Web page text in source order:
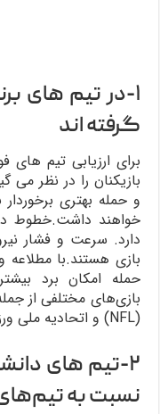
۱-در تیم های
گرفته اند
برای ارزیابی تیم های
بازیکنان را در نظر می
و حمله بهتری
خواهند داشت.خطوط
دارد. سرعت و فشار
بازی هستند.با
حمله امکان برد
بازی‌های مختلفی از
(NFL) و اتحادیه ملی ورزش دانشگاهی (NCAA) استفاده کرد.
۲-تیم های
نسبت به